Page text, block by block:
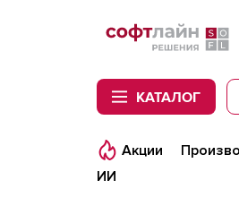
Softline
КАТАЛОГ
Акции
ИИ